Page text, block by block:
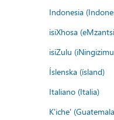
Indonesia
isiXhosa
isiZulu
Íslenska (ísland)
Italiano (Italia)
K'iche'